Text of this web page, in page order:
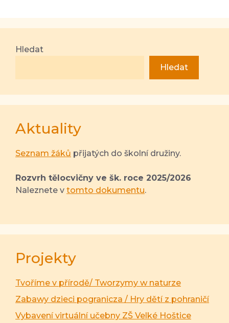
Hledat
Hledat
Aktuality
Seznam žáků přijatých do školní družiny.
Rozvrh tělocvičny ve šk. roce 2025/2026
Naleznete v tomto dokumentu.
Projekty
Tvoříme v přírodě/ Tworzymy w naturze
Zabawy dzieci pogranicza / Hry dětí z pohraničí
Vybavení virtuální učebny ZŠ Velké Hoštice